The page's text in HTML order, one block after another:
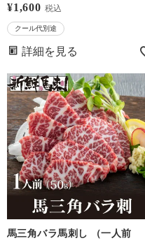
（おおしまや）【0308438】
¥1,600 税込
クール代別途
詳細を見る
馬三角バラ馬刺し （一人前